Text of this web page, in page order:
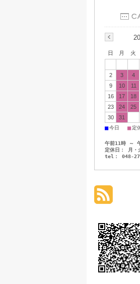
日 月 火
2
3 4
9
10 11
16
17 18
23
24 25
30
31
■今日 ■定
午前11時 ～
定休日： 月・
tel： 048-